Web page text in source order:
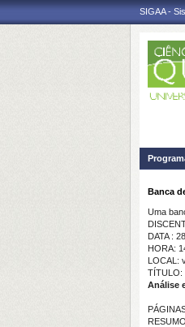
SIGAA -
Banca
Uma
DATA :
HORA:
LOCAL:
TÍTULO:
Análise